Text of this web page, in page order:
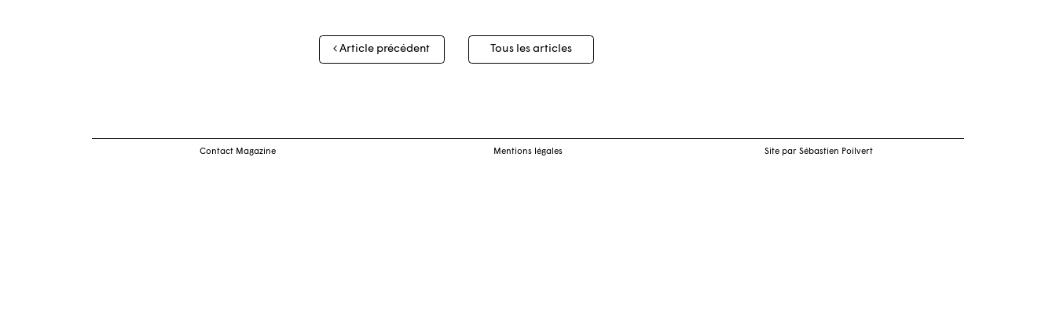
Navigation
des
Article précédent Tous les articles
Contact Magazine Mentions légales Site par Sébastien Poilvert